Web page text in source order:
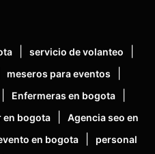
servicio de volanteo
meseros para eventos
Enfermeras en bogota
en bogota
Agencia seo en
en bogota
personal